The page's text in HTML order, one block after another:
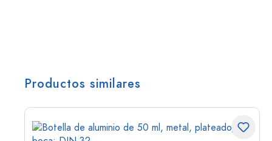
Productos similares